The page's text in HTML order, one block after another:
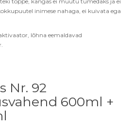
inimese nahaga, ei kuivata ega
lõhna eemaldavad
Nr. 92
600ml +